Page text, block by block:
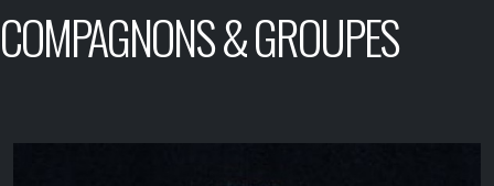
COMPAGNONS & GROUPES